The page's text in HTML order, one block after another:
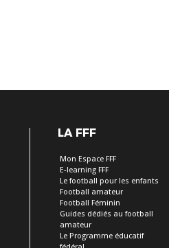
LA FFF
Mon Espace FFF
E-learning FFF
Le football pour les enfants
Football amateur
Football Féminin
Guides dédiés au football
amateur
Le Programme éducatif